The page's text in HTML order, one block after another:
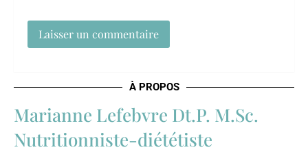
À PROPOS
Marianne Lefebvre Dt.P. M.Sc.
Nutritionniste-diététiste